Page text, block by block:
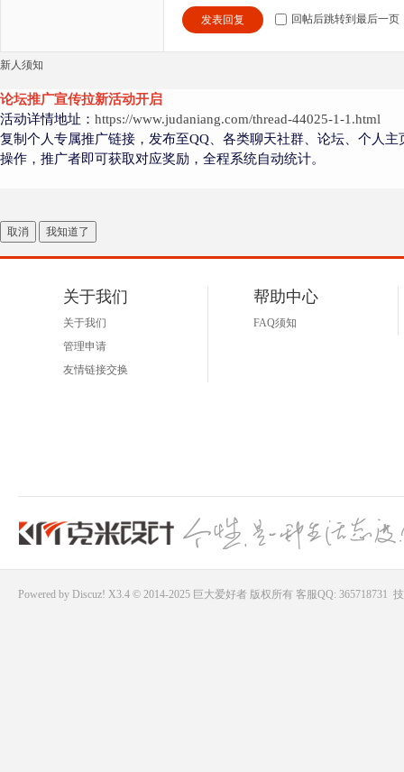
发表回复 回帖后跳转到最后一页
新人须知
论坛推广宣传拉新活动开启
活动详情地址： https://www.judaniang.com/thread-44025-1-1.html
复制个人专属推广链接，发布至QQ、各类聊天社群、论坛、个人
操作，推广者即可获取对应奖励，全程系统自动统计。
取消 我知道了
关于我们
关于我们
管理申请
友情链接交换
帮助中心
FAQ须知
Powered by Discuz! X3.4 © 2014-2025 巨大爱好者版权所有 客服QQ: 365718731